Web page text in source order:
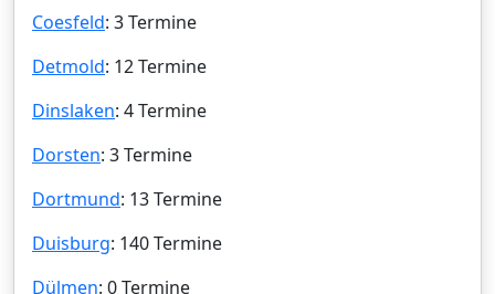
Coesfeld: 3 Termine
Detmold: 12 Termine
Dinslaken: 4 Termine
Dorsten: 3 Termine
Dortmund: 13 Termine
Duisburg: 140 Termine
Dülmen: 0 Termine